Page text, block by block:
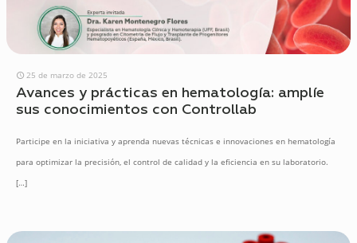
25 de marzo de 2025
Avances y prácticas en hematología: amplíe
sus conocimientos con Controllab
Participe en la iniciativa y aprenda nuevas técnicas e innovaciones en hematología
para optimizar la precisión, el control de calidad y la eficiencia en su laboratorio.
[…]